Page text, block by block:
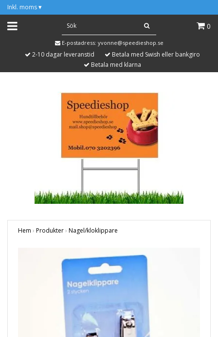
Inkl. moms ▾
0
E-postadress: yvonne@speedieshop.se
2-10 dagar leveranstid
Betala med Swish eller bankgiro
Betala med klarna
Hem › Produkter› Nagel/kloklippare